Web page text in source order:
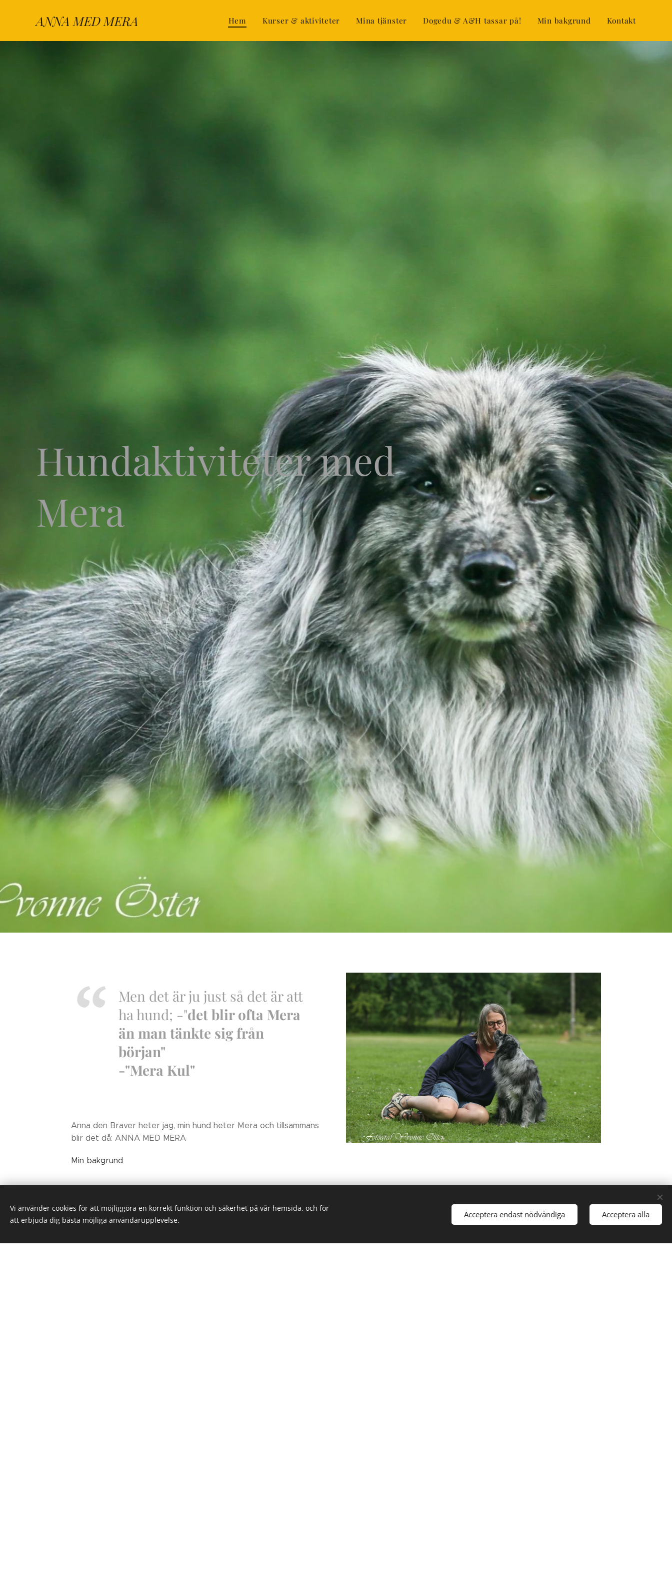
ANNA MED MERA Hem Kurser & aktiviteter Mina tjänster Dogedu & A&H tassar på! Min bakgrund Kontakt
Hundaktiviteter med
Mera
Men det är ju just så det är att
ha hund; -"det blir ofta Mera
än man tänkte sig från
början"
-"Mera Kul"
Anna den Braver heter jag, min hund heter Mera och tillsammans
blir det då: ANNA MED MERA
Min bakgrund
Vi använder cookies för att möjliggöra en korrekt funktion och säkerhet på vår hemsida, och för
att erbjuda dig bästa möjliga användarupplevelse.
Acceptera endast nödvändiga Acceptera alla